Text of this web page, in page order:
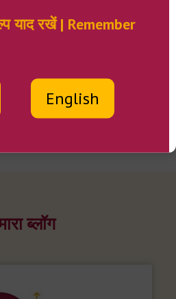
याद रखें | Remember
English
ब्लॉग